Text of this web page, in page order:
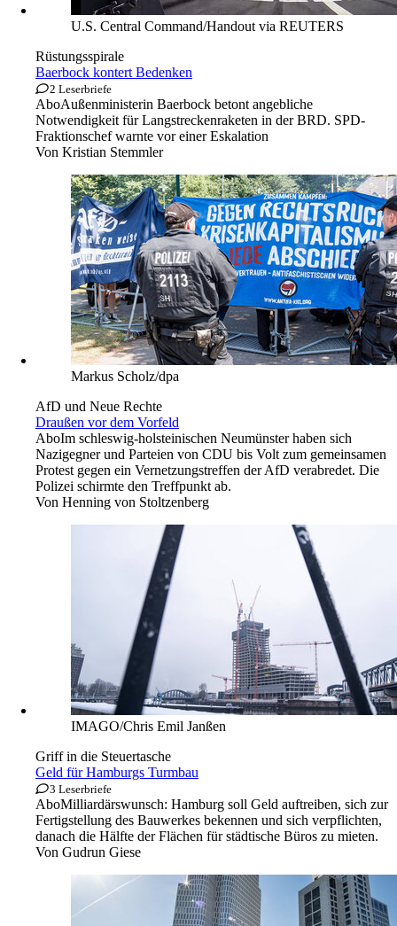
U.S. Central Command/Handout via REUTERS
Rüstungsspirale
Baerbock kontert Bedenken
2 Leserbriefe
AboAußenministerin Baerbock betont angebliche
Notwendigkeit für Langstreckenraketen in der BRD. SPD-
Fraktionschef warnte vor einer Eskalation
Von Kristian Stemmler
Markus Scholz/dpa
AfD und Neue Rechte
Draußen vor dem Vorfeld
AboIm schleswig-holsteinischen Neumünster haben sich
Nazigegner und Parteien von CDU bis Volt zum gemeinsamen
Protest gegen ein Vernetzungstreffen der AfD verabredet. Die
Polizei schirmte den Treffpunkt ab.
Von Henning von Stoltzenberg
IMAGO/Chris Emil Janßen
Griff in die Steuertasche
Geld für Hamburgs Turmbau
3 Leserbriefe
AboMilliardärswunsch: Hamburg soll Geld auftreiben, sich zur
Fertigstellung des Bauwerkes bekennen und sich verpflichten,
danach die Hälfte der Flächen für städtische Büros zu mieten.
Von Gudrun Giese